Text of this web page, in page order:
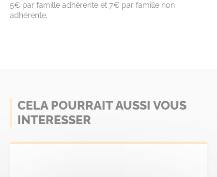
5€ par famille adhérente et 7€ par famille non
adhérente.
CELA POURRAIT AUSSI VOUS
INTERESSER